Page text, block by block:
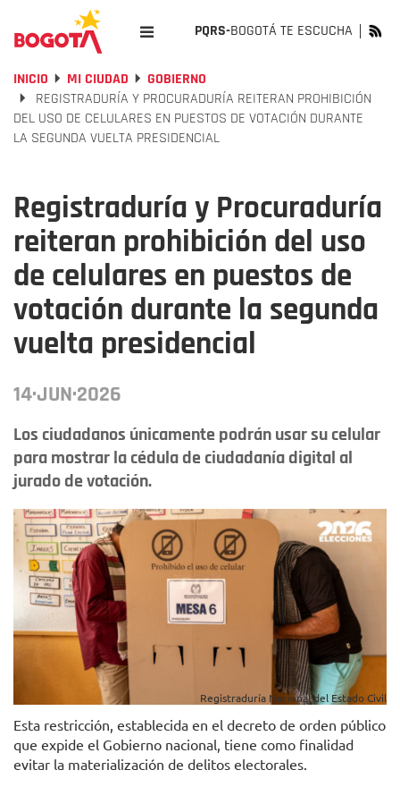
PQRS-BOGOTÁ TE ESCUCHA
INICIO MI CIUDAD
GOBIERNO
REGISTRADURÍA Y PROCURADURÍA REITERAN PROHIBICIÓN
DEL USO DE CELULARES EN PUESTOS DE VOTACIÓN DURANTE
LA SEGUNDA VUELTA PRESIDENCIAL
Registraduría y Procuraduría
reiteran prohibición del uso
de celulares en puestos de
votación durante la segunda
vuelta presidencial
14·JUN·2026
Los ciudadanos únicamente podrán usar su celular
para mostrar la cédula de ciudadanía digital al
jurado de votación.
Registraduría Nacional del Estado Civil
Esta restricción, establecida en el decreto de orden público
que expide el Gobierno nacional, tiene como finalidad
evitar la materialización de delitos electorales.